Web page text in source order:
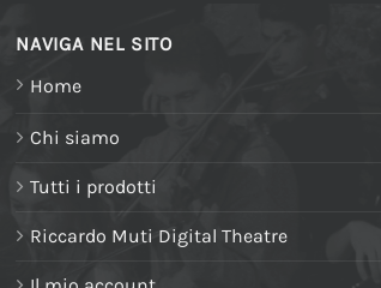
NAVIGA NEL SITO
Home
Chi siamo
Tutti i prodotti
Riccardo Muti Digital Theatre